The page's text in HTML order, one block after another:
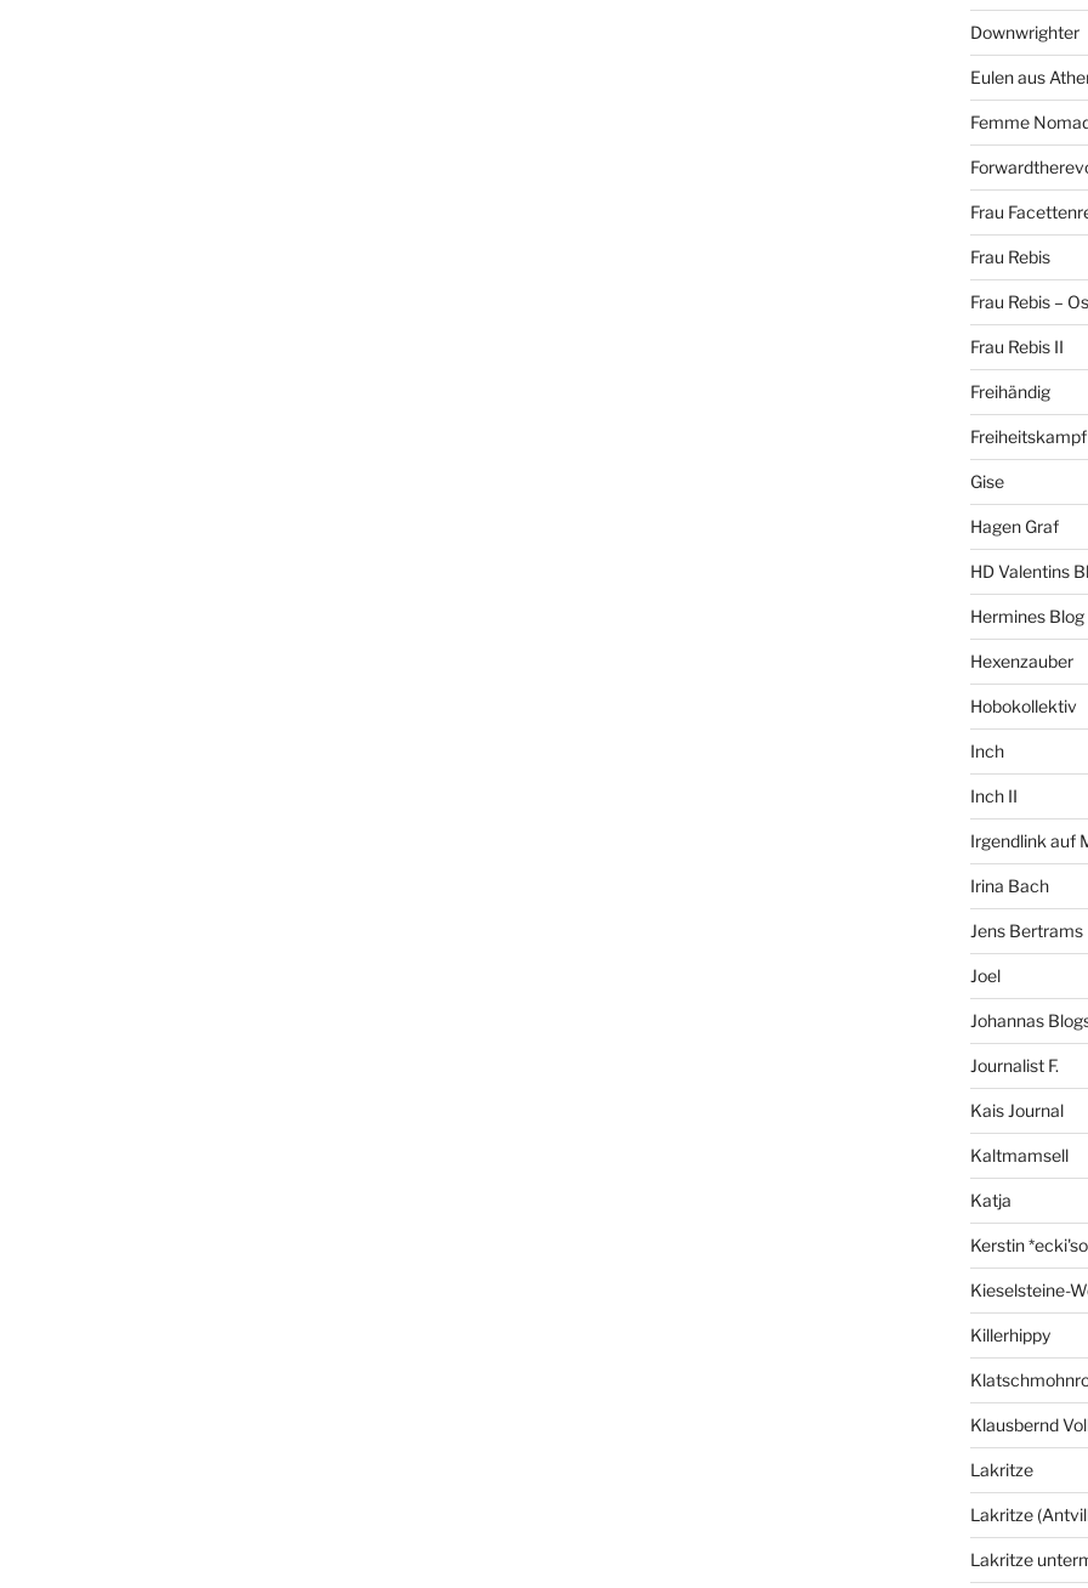
Downwrighter
Eulen aus
Femme
Frau
Frau Rebis
Frau Rebis –
Frau Rebis II
Freihändig
Freiheitskampf
Gise
Hagen Graf
HD Valentins
Hermines Blog
Hexenzauber
Hobokollektiv
Inch
Inch II
Irgendlink auf
Irina Bach
Jens Bertrams
Joel
Johannas
Journalist F.
Kais Journal
Kaltmamsell
Katja
Kerstin
Kieselsteine-
Killerhippy
Klausbernd
Lakritze
Lakritze
Lakritze